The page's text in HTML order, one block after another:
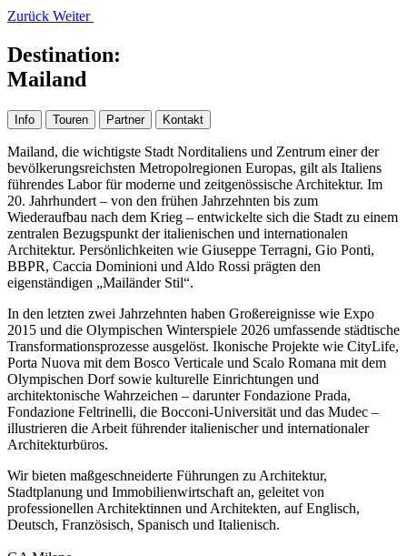
Zurück Weiter
Destination:
Mailand
Info Touren Partner Kontakt
Mailand, die wichtigste Stadt Norditaliens und Zentrum einer der
bevölkerungsreichsten Metropolregionen Europas, gilt als Italiens
führendes Labor für moderne und zeitgenössische Architektur. Im
20. Jahrhundert – von den frühen Jahrzehnten bis zum
Wiederaufbau nach dem Krieg – entwickelte sich die Stadt zu einem
zentralen Bezugspunkt der italienischen und internationalen
Architektur. Persönlichkeiten wie Giuseppe Terragni, Gio Ponti,
BBPR, Caccia Dominioni und Aldo Rossi prägten den
eigenständigen „Mailänder Stil“.
In den letzten zwei Jahrzehnten haben Großereignisse wie Expo
2015 und die Olympischen Winterspiele 2026 umfassende städtische
Transformationsprozesse ausgelöst. Ikonische Projekte wie CityLife,
Porta Nuova mit dem Bosco Verticale und Scalo Romana mit dem
Olympischen Dorf sowie kulturelle Einrichtungen und
architektonische Wahrzeichen – darunter Fondazione Prada,
Fondazione Feltrinelli, die Bocconi-Universität und das Mudec –
illustrieren die Arbeit führender italienischer und internationaler
Architekturbüros.
Wir bieten maßgeschneiderte Führungen zu Architektur,
Stadtplanung und Immobilienwirtschaft an, geleitet von
professionellen Architektinnen und Architekten, auf Englisch,
Deutsch, Französisch, Spanisch und Italienisch.